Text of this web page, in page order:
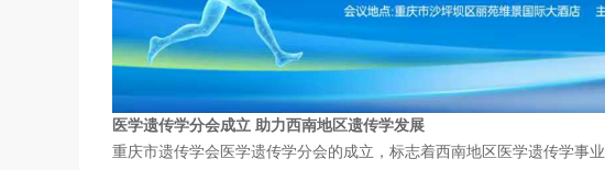
医学遗传学分会成立 助力西南地区遗传学发展
重庆市遗传学会医学遗传学分会的成立，标志着西南地区医学遗传学事